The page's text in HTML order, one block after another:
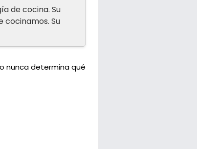
de cocina. Su
cocinamos. Su
nunca determina qué